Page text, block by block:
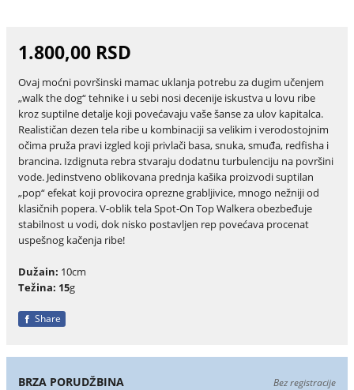
1.800,00 RSD
Ovaj moćni površinski mamac uklanja potrebu za dugim učenjem
„walk the dog“ tehnike i u sebi nosi decenije iskustva u lovu ribe
kroz suptilne detalje koji povećavaju vaše šanse za ulov kapitalca.
Realističan dezen tela ribe u kombinaciji sa velikim i verodostojnim
očima pruža pravi izgled koji privlači basa, snuka, smuđa, redfisha i
brancina. Izdignuta rebra stvaraju dodatnu turbulenciju na površini
vode. Jedinstveno oblikovana prednja kašika proizvodi suptilan
„pop“ efekat koji provocira oprezne grabljivice, mnogo nežniji od
klasičnih popera. V-oblik tela Spot-On Top Walkera obezbeđuje
stabilnost u vodi, dok nisko postavljen rep povećava procenat
uspešnog kačenja ribe!
Dužain: 10cm
Težina: 15g
Share
BRZA PORUDŽBINA Bez registracije